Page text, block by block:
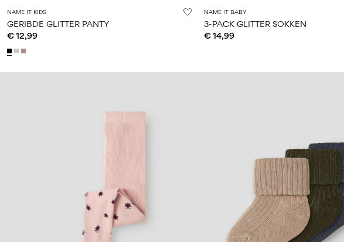
NAME IT KIDS
GERIBDE GLITTER PANTY
€ 12,99
NAME IT BABY
3-PACK GLITTER SOKKEN
€ 14,99